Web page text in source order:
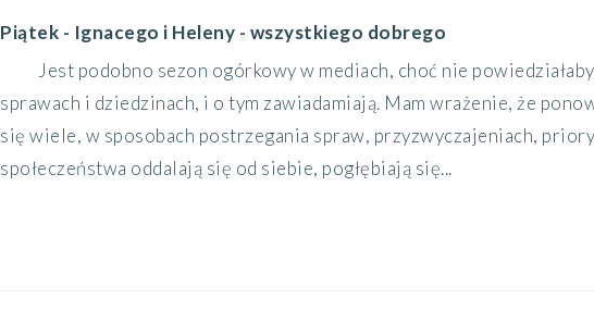
Piątek - Ignacego i Heleny - wszystkiego dobrego
Jest podobno sezon ogórkowy w mediach, choć nie
sprawach i dziedzinach, i o tym zawiadamiają. Mam wrażenie, że
się wiele, w sposobach postrzegania spraw, przyzwyczajeniach,
społeczeństwa oddalają się od siebie, pogłębiają się...